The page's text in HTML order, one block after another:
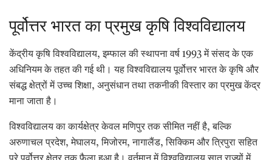
पूर्वोत्तर भारत का प्रमुख कृषि विश्वविद्यालय
केंद्रीय कृषि विश्वविद्यालय, इम्फाल की स्थापना वर्ष 1993 में संसद के एक
अधिनियम के तहत की गई थी। यह विश्वविद्यालय पूर्वोत्तर भारत के कृषि और
संबद्ध क्षेत्रों में उच्च शिक्षा, अनुसंधान तथा तकनीकी विस्तार का प्रमुख केंद्र
माना जाता है।
विश्वविद्यालय का कार्यक्षेत्र केवल मणिपुर तक सीमित नहीं है, बल्कि
अरुणाचल प्रदेश, मेघालय, मिजोरम, नागालैंड, सिक्किम और त्रिपुरा सहित